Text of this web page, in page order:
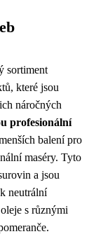
sortiment
které jsou
náročných
profesionální
balení pro
maséry. Tyto
a jsou
neutrální
s různými